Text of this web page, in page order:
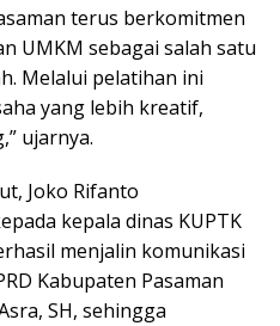
terus berkomitmen
UMKM sebagai salah satu
Melalui pelatihan ini
yang lebih kreatif,
ujarnya.
Joko Rifanto
kepala dinas KUPTK
menjalin komunikasi
Kabupaten Pasaman
SH, sehingga